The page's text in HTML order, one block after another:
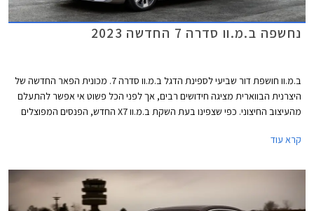
נחשפה ב.מ.וו סדרה 7 החדשה 2023
ב.מ.וו חושפת דור שביעי לספינת הדגל ב.מ.וו סדרה 7. מכונית הפאר החדשה של
היצרנית הבווארית מציגה חידושים רבים, אך לפני הכל פשוט אי אפשר להתעלם
מהעיצוב החיצוני. כפי שצפינו בעת השקת ב.מ.וו X7 החדש, הפנסים המפוצלים
המשלב שלל כונסי אוויר, נוצרת חזית מעט קשה לעיכול. הדופן בניגוד לכך מציגה
בהתאם לרמת הגימור. חלק מהגרסאות יוצעו בצביעה דו-גונית מקו המותניים
ומעלה. גם הזנב מציג מראה נקי יחסית, עם יחידות תאורה צרות ולוחית רישוי
שנדדה מדלת תא המטען אל הפגוש שעיצובו משתנה בהתאם לרמת הגימור.
קרא עוד